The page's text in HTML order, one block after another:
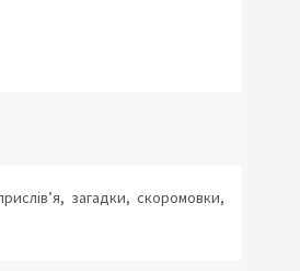
загадки, скоромовки,